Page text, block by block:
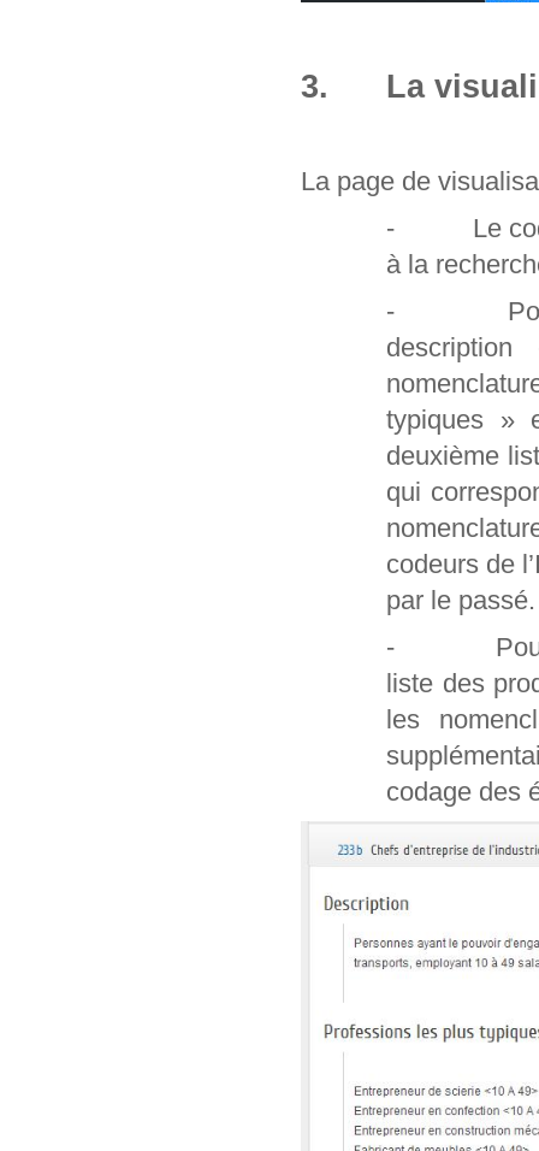
3. La
La page de
- Le code
à la
- Pour les
typiques »
deuxième
qui
codeurs de
par le passé.
- Pour les
liste des
les
codage des